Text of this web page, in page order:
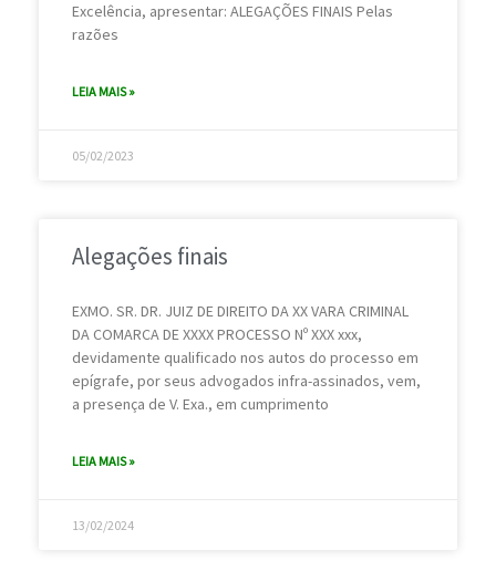
Excelência, apresentar: ALEGAÇÕES FINAIS Pelas
razões
LEIA MAIS »
05/02/2023
Alegações finais
EXMO. SR. DR. JUIZ DE DIREITO DA XX VARA CRIMINAL
DA COMARCA DE XXXX PROCESSO Nº XXX xxx,
devidamente qualificado nos autos do processo em
epígrafe, por seus advogados infra-assinados, vem,
a presença de V. Exa., em cumprimento
LEIA MAIS »
13/02/2024